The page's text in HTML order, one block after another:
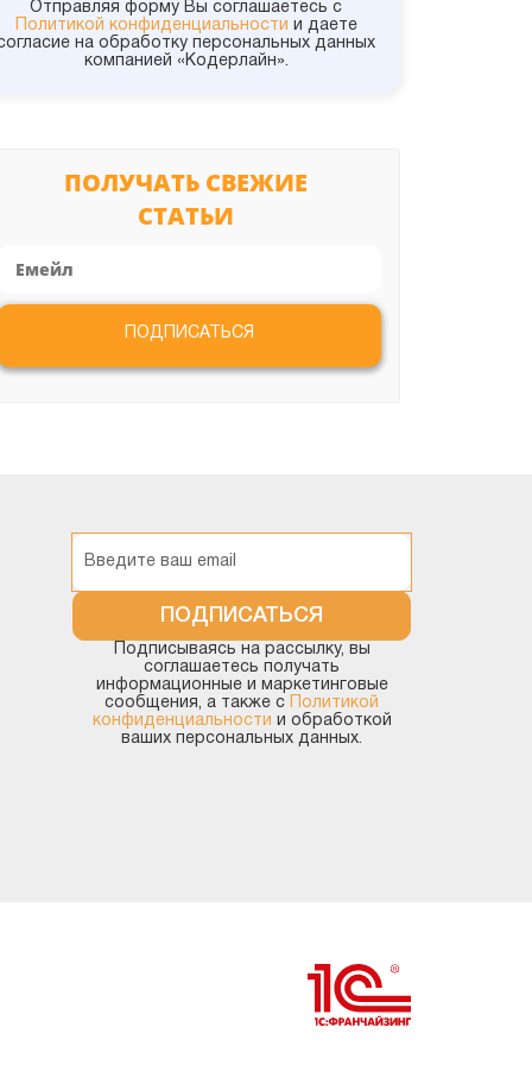
Корпоративный
инструментальный пакет
Методология
Прочие конфигурации
Отправляя форму Вы соглашаетесь с
Политикой конфиденциальности
и даете
на обработку персональных данных
компанией «Кодерлайн».
ПОЛУЧАТЬ СВЕЖИЕ
СТАТЬИ
ПОДПИСАТЬСЯ
ПОДПИСАТЬСЯ
Подписываясь на рассылку, вы
соглашаетесь получать
информационные и маркетинговые
сообщения, а также с
Политикой
конфиденциальности и обработкой
ваших персональных данных.